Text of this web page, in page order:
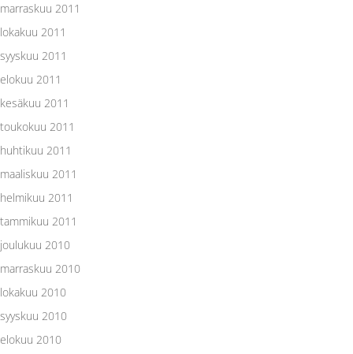
marraskuu 2011
lokakuu 2011
syyskuu 2011
elokuu 2011
kesäkuu 2011
toukokuu 2011
huhtikuu 2011
maaliskuu 2011
helmikuu 2011
tammikuu 2011
joulukuu 2010
marraskuu 2010
lokakuu 2010
syyskuu 2010
elokuu 2010